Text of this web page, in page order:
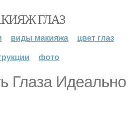
ГЛАЗ
виды макияжа
цвет глаз
фото
Глаза Идеально